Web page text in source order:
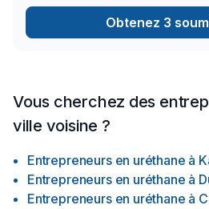
Obtenez 3
Vous cherchez des
ville voisine ?
Entrepreneurs en uréthane à
Entrepreneurs en uréthane à
Entrepreneurs en uréthane à